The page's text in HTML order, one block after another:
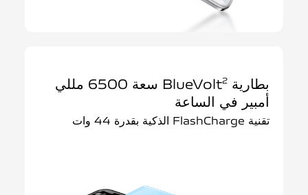
بطارية BlueVolt 2
سعة 6500 مللي
أمبير في الساعة
تقنية FlashCharge الذكية بقدرة 44 وات